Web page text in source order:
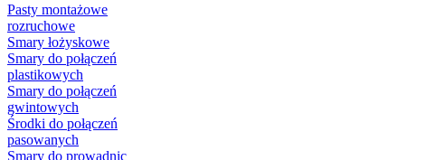
Pasty montażowe
rozruchowe
Smary łożyskowe
Smary do połączeń
plastikowych
Smary do połączeń
gwintowych
Środki do połączeń
pasowanych
Smary do prowadnic